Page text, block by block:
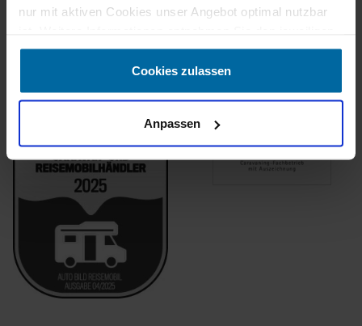
nur mit aktiven Cookies unser Angebot optimal nutzbar
Erläuterungen und unserer Datenschutzerklärung.
Cookies zulassen
Anpassen